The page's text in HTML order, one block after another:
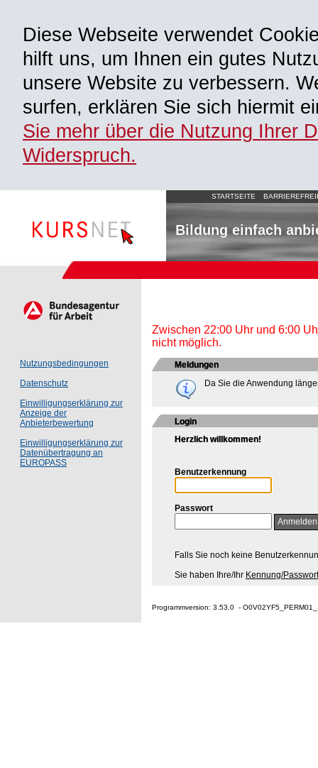
Diese Webseite verwendet
hilft uns, um Ihnen ein gutes
unsere Website zu verbessern.
surfen, erklären Sie sich hiermit
Sie mehr über die Nutzung Ihrer
Widerspruch.
STARTSEITE
Bildung einfach
Nutzungsbedingungen
Datenschutz
Einwilligungserklärung zur
Anzeige der
Anbieterbewertung
Einwilligungserklärung zur
Datenübertragung an
EUROPASS
Zwischen 22:00 Uhr und 6:00
nicht möglich.
Meldungen
Da Sie die Anwendung
Login
Herzlich willkommen!
Benutzerkennung
Passwort
Falls Sie noch keine
Sie haben Ihre/Ihr Kennung/
Programmversion: 3.53.0 -